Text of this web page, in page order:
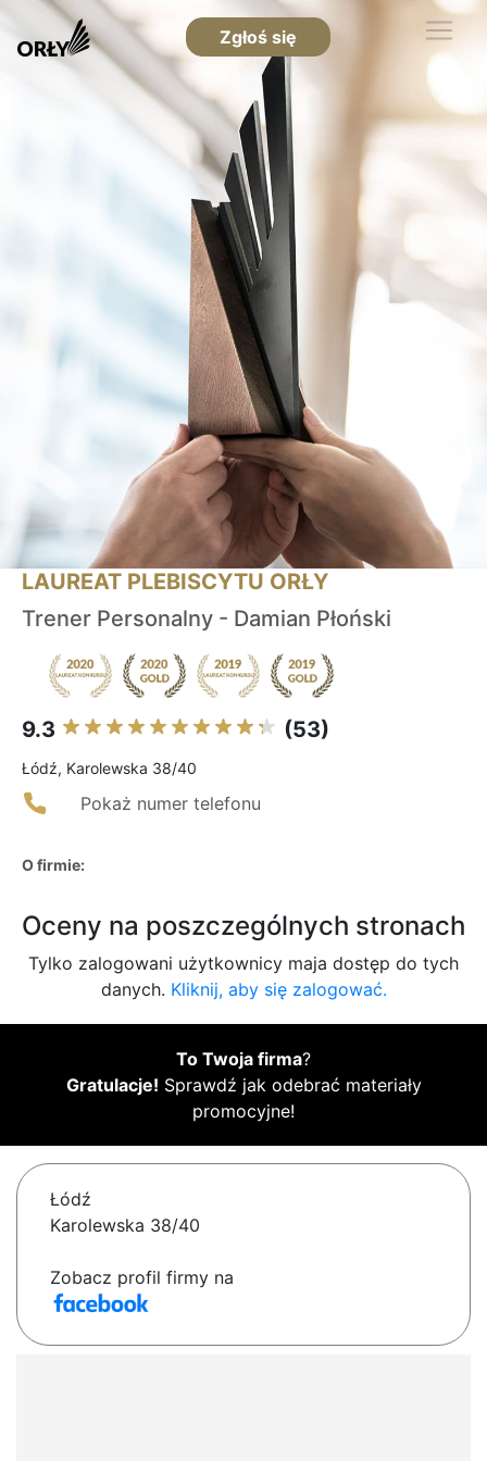
Zgłoś się
LAUREAT PLEBISCYTU ORŁY
Trener Personalny - Damian Płoński
9.3 (53)
Łódź, Karolewska 38/40
Pokaż numer telefonu
O firmie:
Oceny na poszczególnych stronach
Tylko zalogowani użytkownicy maja dostęp do tych
danych. Kliknij, aby się zalogować.
To Twoja firma?
Gratulacje! Sprawdź jak odebrać materiały
promocyjne!
Łódź
Karolewska 38/40
Zobacz profil firmy na